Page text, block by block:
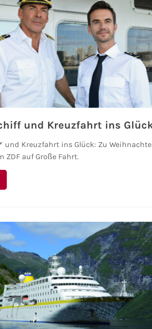
und Kreuzfahrt ins
und Kreuzfahrt ins Glück: Zu
ZDF auf Große Fahrt.